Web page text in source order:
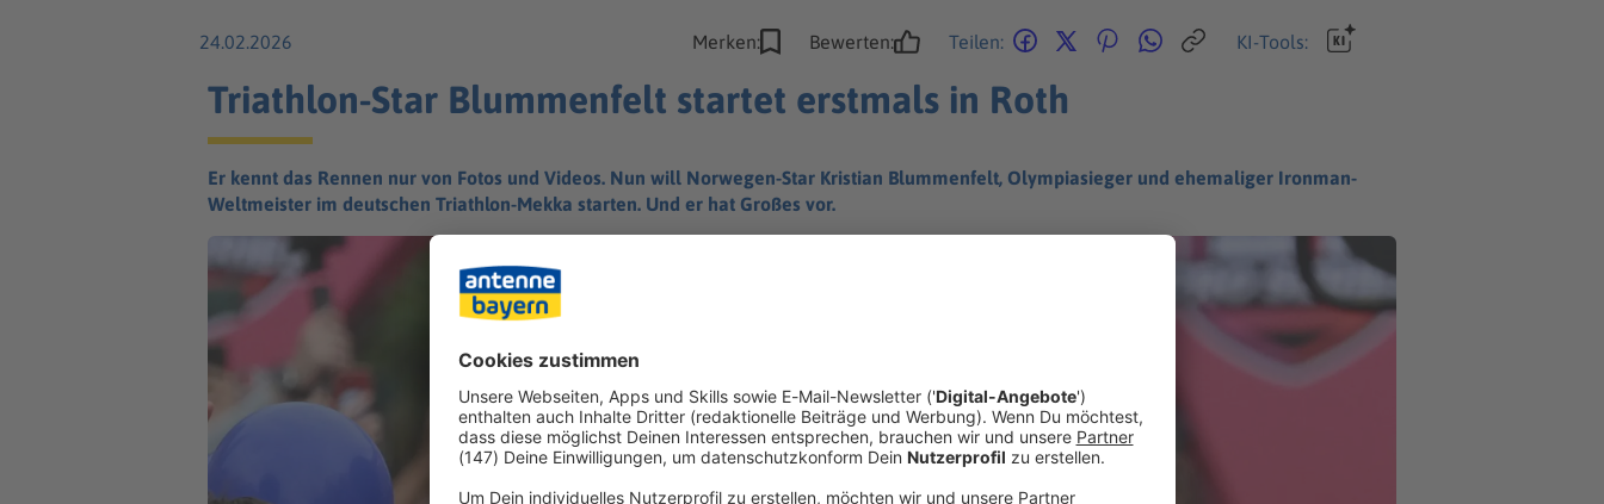
24.02.2026 Merken: Bewerten: Teilen: KI-Tools:
Triathlon-Star Blummenfelt startet erstmals in Roth
Er kennt das Rennen nur von Fotos und Videos. Nun will Norwegen-Star Kristian Blummenfelt, Olympiasieger und ehemaliger Ironman-
Weltmeister im deutschen Triathlon-Mekka starten. Und er hat Großes vor.